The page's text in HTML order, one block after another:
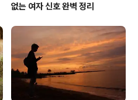
없는 여자 신호 완벽 정리